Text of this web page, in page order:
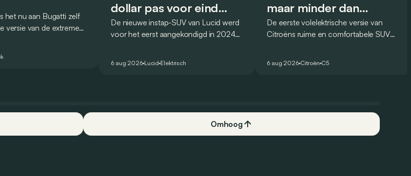
het nu aan Bugatti zelf
versie van de extreme
dollar pas voor eind
2027
De nieuwe instap-SUV van Lucid werd
voor het eerst aangekondigd in 2024
constructeur vervoegen.
6 aug 2026 Lucid Elektrisch
maar minder dan
vroeger
De eerste volelektrische versie van
Citroëns ruime en comfortabele SUV
dat ook gelukt?
6 aug 2026 Citroën C5
Omhoog